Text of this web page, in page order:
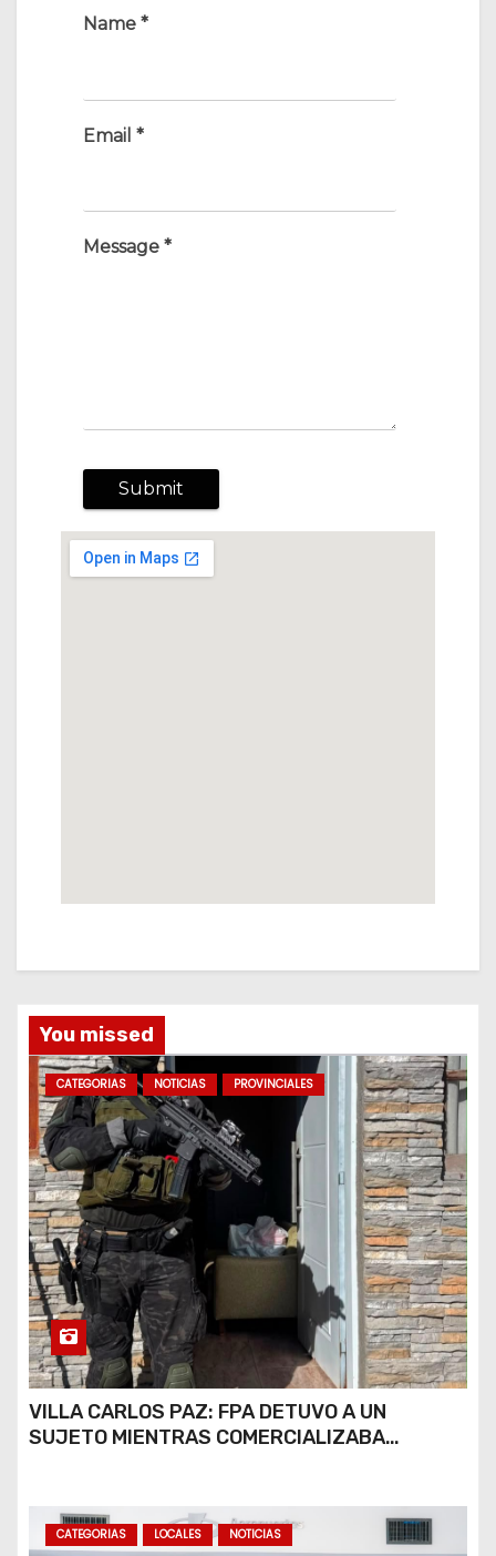
Name *
Email *
Message *
You missed
CATEGORIAS NOTICIAS PROVINCIALES
VILLA CARLOS PAZ: FPA DETUVO A UN
SUJETO MIENTRAS COMERCIALIZABA
CATEGORIAS LOCALES NOTICIAS